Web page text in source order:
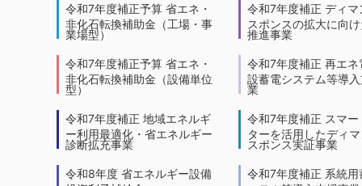
令和7年度補正予算 省エネ・
非化石転換補助金（工場・事
業場型）
令和7年度補正予算 省エネ・
非化石転換補助金（設備単位
型）
令和7年度補正 地域エネルギ
ー利用最適化・省エネルギー
診断拡充事業
令和8年度 省エネルギー設備
令和7年度補正 ディマ
スポンスの拡大に向
推進事業
令和7年度補正 再エネ
設蓄電システム等導
業
令和7年度補正 スマー
ターを活用したディ
スポンス実証事業
令和7年度補正 系統用